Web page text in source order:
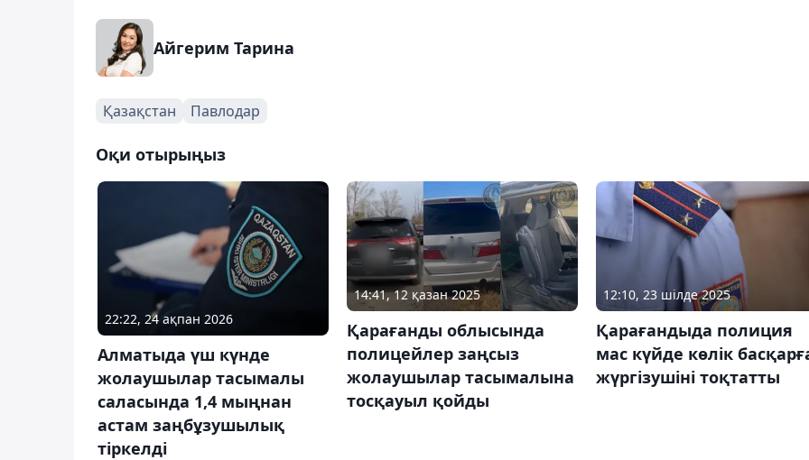
Айгерим Тарина
Қазақстан Павлодар
Оқи отырыңыз
22:22, 24 ақпан 2026
Алматыда үш күнде
жолаушылар тасымалы
саласында 1,4 мыңнан
астам заңбұзушылық
тіркелді
14:41, 12 қазан 2025
Қарағанды облысында
полицейлер заңсыз
жолаушылар тасымалына
тосқауыл қойды
12:10, 23 шілде 2025
Қарағандыда полиция
мас күйде көлік
жүргізушіні тоқтатты